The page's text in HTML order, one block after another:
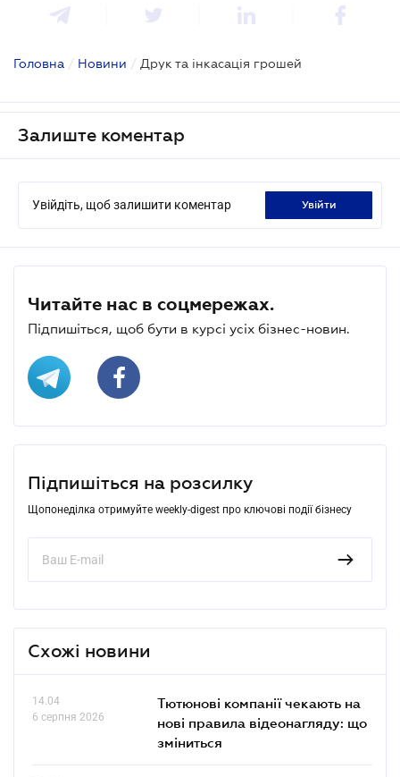
Головна / Новини / Друк та інкасація грошей
Залиште коментар
Увійдіть, щоб залишити коментар увійти
Читайте нас в соцмережах.
Підпишіться, щоб бути в курсі усіх бізнес-новин.
Підпишіться на розсилку
Щопонеділка отримуйте weekly-digest про ключові події бізнесу
Схожі новини
14.04
6 серпня 2026
Тютюнові компанії чекають на
нові правила відеонагляду: що
зміниться